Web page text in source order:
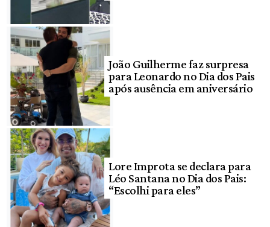
João Guilherme faz surpresa
para Leonardo no Dia dos Pais
após ausência em aniversário
Lore Improta se declara para
Léo Santana no Dia dos Pais:
“Escolhi para eles”